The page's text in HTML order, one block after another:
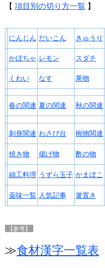
【 項目別の切り方一覧 】
にんじん だいこん きゅうり
かぼちゃ レモン スダチ
くわい なす 果物
春の関連 夏の関連 秋の関連
刺身関連 わさび台 椀物関連
焼き物 揚げ物 酢の物
細工料理 うずら玉子 かまぼこ
薬味一覧 人気記事 箸置き
【参考】
≫食材漢字一覧表